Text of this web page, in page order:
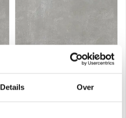
Details Over